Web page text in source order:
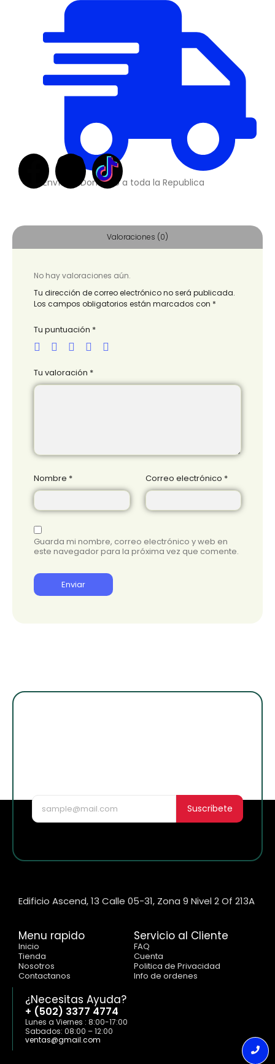
Envíos a Domicilio a toda la Republica
Valoraciones (0)
No hay valoraciones aún.
Tu dirección de correo electrónico no será publicada.
Los campos obligatorios están marcados con *
Tu puntuación *
Tu valoración *
Nombre * Correo electrónico *
Guarda mi nombre, correo electrónico y web en
este navegador para la próxima vez que comente.
Suscribete
Edificio Ascend, 13 Calle 05-31, Zona 9 Nivel 2 Of 213A
Menu rapido
Inicio
Tienda
Nosotros
Contactanos
Servicio al Cliente
FAQ
Cuenta
Politica de Privacidad
Info de ordenes
¿Necesitas Ayuda?
+ (502) 3377 4774
Lunes a Viernes : 8:00-17:00
Sabados: 08:00 – 12:00
ventas@gmail.com